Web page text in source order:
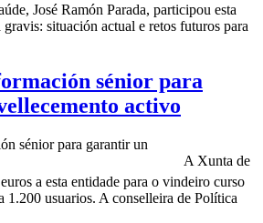
José Ramón Parada, participou esta
situación actual e retos futuros para
sénior para
activo
A Xunta de
a esta entidade para o vindeiro curso
1.200 usuarios. A conselleira de Política